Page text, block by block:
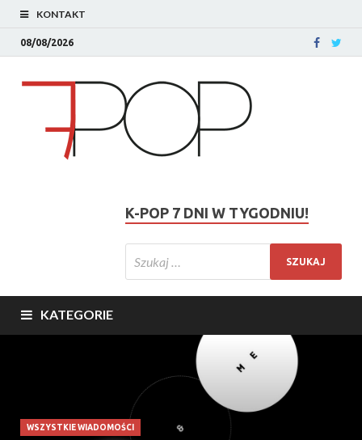
KONTAKT
08/08/2026
K-POP 7 DNI W TYGODNIU!
KATEGORIE
WSZYSTKIE WIADOMOŚCI